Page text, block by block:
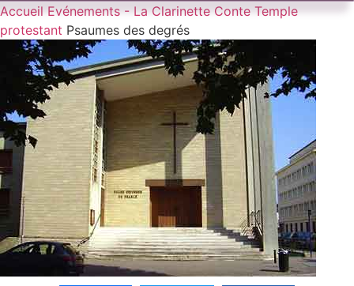
AccueilEvénements - La Clarinette Conte Temple
protestant Psaumes des degrés